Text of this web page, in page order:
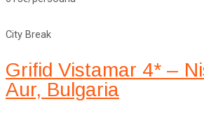
City Break
Grifid Vistamar 4* –
Aur, Bulgaria